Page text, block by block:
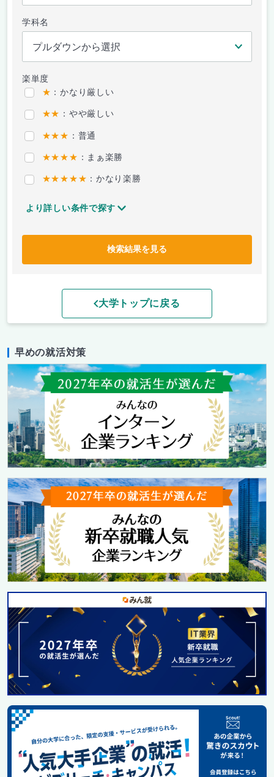
学科名
楽単度
★ ：かなり厳しい
★★ ：やや厳しい
★★★ ：普通
★★★★ ：まぁ楽勝
★★★★★ ：かなり楽勝
より詳しい条件で探す
検索結果を見る
大学トップに戻る
早めの就活対策